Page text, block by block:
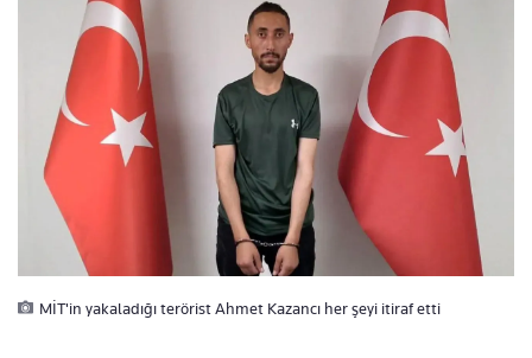
MİT'in yakaladığı terörist Ahmet Kazancı her şeyi itiraf etti